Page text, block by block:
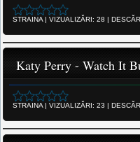
STRAINA| VIZUALIZĂRI: 28 |
Katy Perry - Watch It
STRAINA| VIZUALIZĂRI: 23 |